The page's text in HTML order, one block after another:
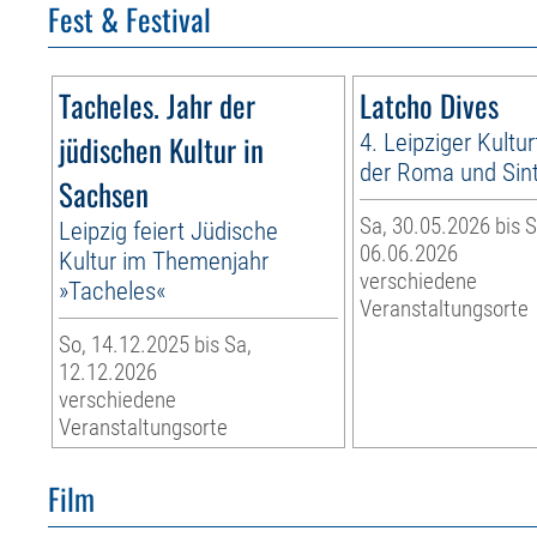
Fest & Festival
Tacheles. Jahr der
jüdischen Kultur in
Sachsen
Leipzig feiert Jüdische
Kultur im Themenjahr
»Tacheles«
So, 14.12.2025 bis Sa,
12.12.2026
verschiedene
Veranstaltungsorte
Latcho Dives
4. Leipziger
der Roma und
Sa, 30.05.2026 bis
06.06.2026
verschiedene
Veranstaltungsorte
Film